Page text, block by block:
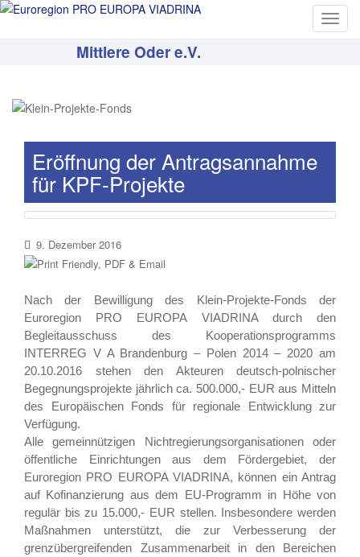
T
g
n
Mittlere Oder e.V.
Eröffnung der Antragsannahme
für KPF-Projekte
9. Dezember 2016
Nach der Bewilligung des Klein-Projekte-Fonds der
Euroregion PRO EUROPA VIADRINA durch den
Begleitausschuss des Kooperationsprogramms
INTERREG V A Brandenburg – Polen 2014 – 2020 am
20.10.2016 stehen den Akteuren deutsch-polnischer
Begegnungsprojekte jährlich ca. 500.000,- EUR aus Mitteln
des Europäischen Fonds für regionale Entwicklung zur
Verfügung.
Alle gemeinnützigen Nichtregierungsorganisationen oder
öffentliche Einrichtungen aus dem Fördergebiet, der
Euroregion PRO EUROPA VIADRINA, können ein Antrag
auf Kofinanzierung aus dem EU-Programm in Höhe von
regulär bis zu 15.000,- EUR stellen. Insbesondere werden
Maßnahmen unterstützt, die zur Verbesserung der
grenzübergreifenden Zusammenarbeit in den Bereichen